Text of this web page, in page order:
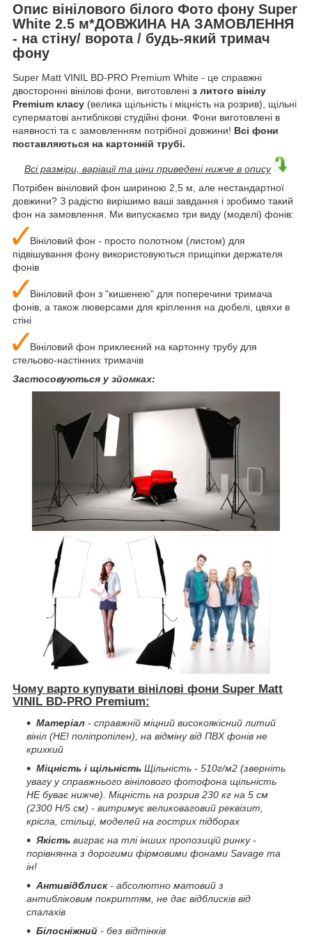
Опис вінілового білого Фото фону Super
White 2.5 м*ДОВЖИНА НА ЗАМОВЛЕННЯ
- на стіну/ ворота / будь-який тримач
фону
Super Matt VINIL BD-PRO Premium White - це справжні
двосторонні вінілові фони, виготовлені з литого вінілу
Premium класу (велика щільність і міцність на розрив), щільні
суперматові антиблікові студійні фони. Фони виготовлені в
наявності та с замовленням потрібної довжини! Всі фони
поставляються на картонній трубі.
Всі разміри, варіації та ціни приведені нижче в опису
Потрібен вініловий фон шириною 2,5 м, але нестандартної
довжини? З радістю вирішимо ваші завдання і зробимо такий
фон на замовлення. Ми випускаємо три виду (моделі) фонів:
Вініловий фон - просто полотном (листом) для
підвішування фону використовуються прищіпки держателя
фонів
Вініловий фон з "кишенею" для поперечини тримача
фонів, а також люверсами для кріплення на дюбелі, цвяхи в
стіні
Вініловий фон приклеєний на картонну трубу для
стельово-настінних тримачів
Застосовуються у зйомках:
Чому варто купувати вінілові фони Super Matt
VINIL BD-PRO Premium:
Матеріал - справжній міцний високоякісний литий
вініл (НЕ! поліпропілен), на відміну від ПВХ фонів не
крихкий
Міцність і щільність Щільність - 510г/м2 (зверніть
увагу у справжнього вінілового фотофона щільність
НЕ буває нижче). Міцність на розрив 230 кг на 5 см
(2300 H/5 см) - витримує великоваговий реквізит,
крісла, стільці, моделей на гострих підборах
Якість виграє на тлі інших пропозицій ринку -
порівнянна з дорогими фірмовими фонами Savage та
ін!
Антивідблиск- абсолютно матовий з
антибліковим покриттям, не дає відблисків від
спалахів
Білосніжний - без відтінків